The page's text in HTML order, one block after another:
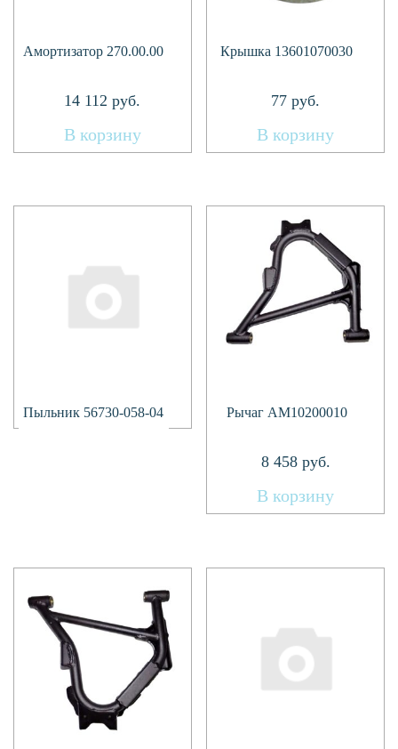
Амортизатор 270.00.00
14 112 руб.
В корзину
Крышка 13601070030
77 руб.
В корзину
Пыльник 56730-058-04
Подробнее Рычаг AM10200010
8 458руб.
В корзину